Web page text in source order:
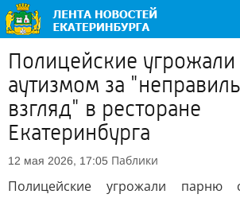
Полицейские
аутизмом за
взгляд" в ресторане
Екатеринбурга
12 мая 2026, 17:05 Паблики
Полицейские угрожали парню